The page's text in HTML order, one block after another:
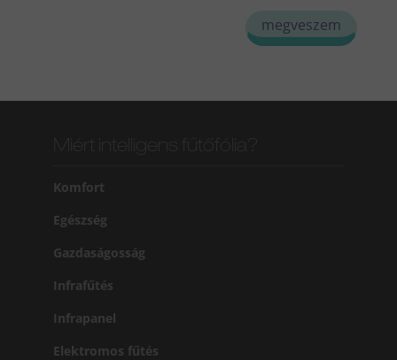
megveszem
Komfort
Egészség
Gazdaságosság
Infrafűtés
Infrapanel
Elektromos fűtés